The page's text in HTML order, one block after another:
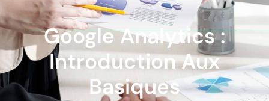
Google Analytics :
Introduction Aux
Basiques